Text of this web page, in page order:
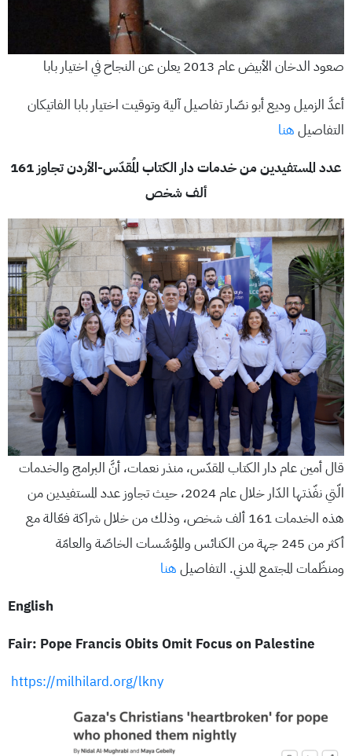
صعود الدخان الأبيض عام 2013 يعلن عن النجاح في اختيار بابا
أعدَّ الزميل وديع أبو نصّار تفاصيل آلية وتوقيت اختيار بابا الفاتيكان
التفاصيل هنا
عدد المستفيدين من خدمات دار الكتاب المُقدّس-الأردن تجاوز 161
ألف شخص
قال أمين عام دار الكتاب المقدّس، منذر نعمات، أنَّ البرامج والخدمات
الّتي نفّذتها الدّار خلال عام 2024، حيث تجاوز عدد المستفيدين من
هذه الخدمات 161 ألف شخص، وذلك من خلال شراكة فعّالة مع
أكثر من 245 جهة من الكنائس والمؤسَّسات الخاصّة والعامّة
ومنظّمات المجتمع المدني. التفاصيل هنا
English
Fair: Pope Francis Obits Omit Focus on Palestine
https://milhilard.org/lkny